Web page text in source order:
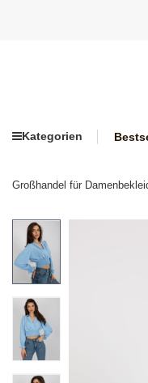
Kategorien
Großhandel für